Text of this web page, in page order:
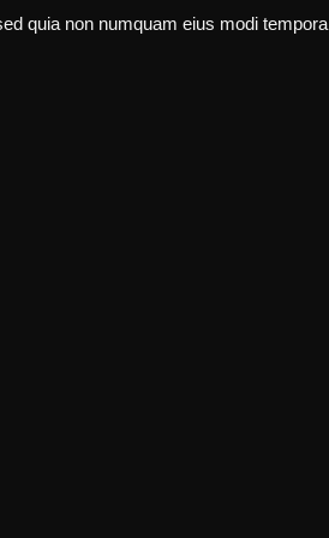
quia non numquam eius modi tempora